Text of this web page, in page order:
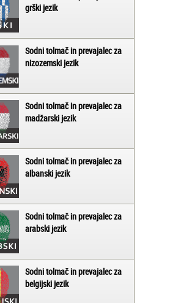
grški jezik
Sodni tolmač in prevajalec za
nizozemski jezik
Sodni tolmač in prevajalec za
madžarski jezik
Sodni tolmač in prevajalec za
albanski jezik
Sodni tolmač in prevajalec za
arabski jezik
Sodni tolmač in prevajalec za
belgijski jezik